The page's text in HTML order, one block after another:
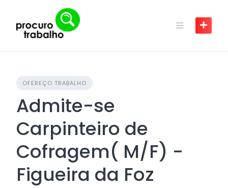
content
OFEREÇO TRABALHO
Admite-se
Carpinteiro de
Cofragem( M/F) -
Figueira da Foz